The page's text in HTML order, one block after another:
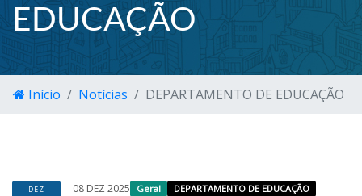
EDUCAÇÃO
Início Notícias DEPARTAMENTO DE EDUCAÇÃO
DEZ 08 DEZ 2025 Geral DEPARTAMENTO DE EDUCAÇÃO